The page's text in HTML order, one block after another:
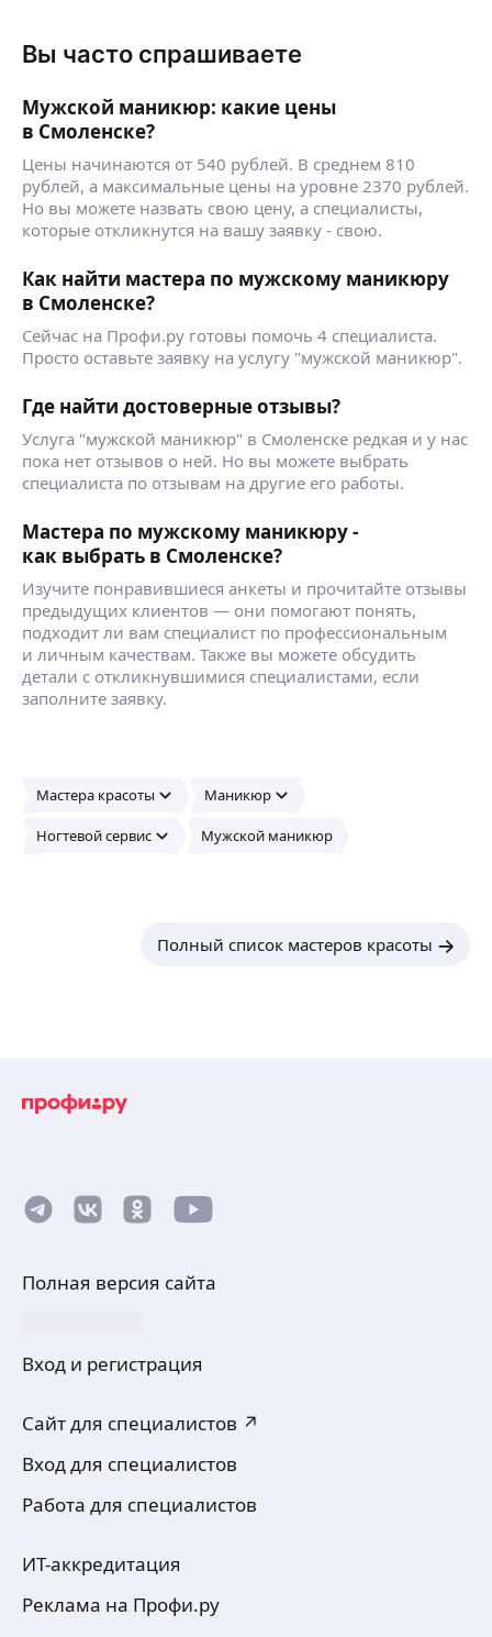
Вы часто спрашиваете
Мужской маникюр: какие цены
в Смоленске?
Цены начинаются от 540 рублей. В среднем 810
рублей, а максимальные цены на уровне 2370 рублей.
Но вы можете назвать свою цену, а специалисты,
которые откликнутся на вашу заявку - свою.
Как найти мастера по мужскому маникюру
в Смоленске?
Сейчас на Профи.ру готовы помочь 4 специалиста.
Просто оставьте заявку на услугу "мужской маникюр".
Где найти достоверные отзывы?
Услуга "мужской маникюр" в Смоленске редкая и у нас
пока нет отзывов о ней. Но вы можете выбрать
специалиста по отзывам на другие его работы.
Мастера по мужскому маникюру -
как выбрать в Смоленске?
Изучите понравившиеся анкеты и прочитайте отзывы
предыдущих клиентов — они помогают понять,
подходит ли вам специалист по профессиональным
и личным качествам. Также вы можете обсудить
детали с откликнувшимися специалистами, если
заполните заявку.
Мастера красоты Маникюр
Ногтевой сервис Мужской маникюр
Полный список мастеров красоты
Полная версия сайта
Вход и регистрация
Сайт для специалистов ↗
Вход для специалистов
Работа для специалистов
ИТ-аккредитация
Реклама на Профи.ру